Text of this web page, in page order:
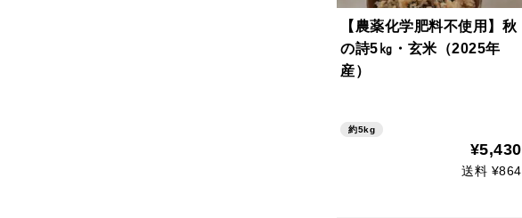
【農薬化学肥料不使用】秋
の詩5㎏・玄米（2025年
産）
約5kg
¥5,430
送料 ¥864